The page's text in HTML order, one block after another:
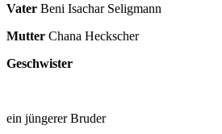
Vater Beni Isachar Seligmann
Mutter Chana Heckscher
Geschwister
ein jüngerer Bruder